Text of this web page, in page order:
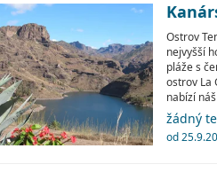
Ostrov
nejvyšší
pláže s
ostrov La
nabízí
žádný
od